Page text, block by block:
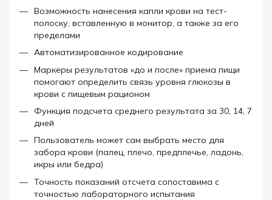
Возможность нанесения капли крови на тест-
полоску, вставленную в монитор, а также за его
пределами
Автоматизированное кодирование
Маркеры результатов «до и после» приема пищи
помогают определить связь уровня глюкозы в
крови с пищевым рационом
Функция подсчета среднего результата за 30, 14, 7
дней
Пользователь может сам выбрать место для
забора крови (палец, плечо, предплечье, ладонь,
икры или бедра)
Точность показаний отсчета сопоставима с
точностью лабораторного испытания